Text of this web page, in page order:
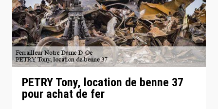
PETRY Tony, location de benne 37
pour achat de fer